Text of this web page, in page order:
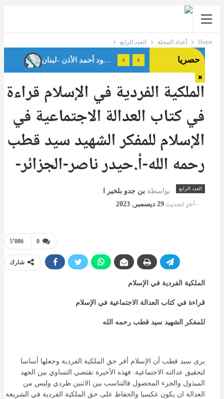
Home أعداد المجلة العدد الرابع
حصريا
الملكية الفردية في الإسلام قراءة
في كتاب العدالة الاجتماعية في
الإسلام للمفكر الشهيد سيد قطب
رحمه الله-أ.حيدر ناصر-الجزائر-
العدد الرابع بواسطة بن جدو بلخير المشرف العام
آخر تحديث 29 ديسمبر, 2023
0 5٬086
شارك
الملكية الفردية في الإسلام
قراءة في كتاب العدالة الاجتماعية في الإسلام
للمفكر الشهيد سيد قطب رحمه الله
يرى سيد قطب أن الإسلام أقر حق الملكية الفردية وجعلها أساسا
لتحقيق عدالته الاجتماعية. فهذه الأخيرة تقتضي التساوي بين الجهد
المبذول والجزء المحصول فالتناسب بين الاثنين طردي وليس من
العدالة ان يكون عكسيا والحفاظ على حق الملكية الفردية في الشريعة